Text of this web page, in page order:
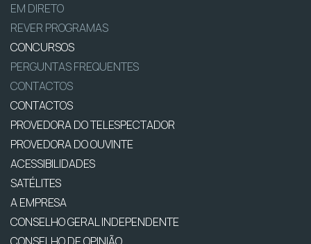
EM DIRETO
REVER PROGRAMAS
CONCURSOS
PERGUNTAS FREQUENTES
CONTACTOS
CONTACTOS
PROVEDORA DO TELESPECTADOR
PROVEDORA DO OUVINTE
ACESSIBILIDADES
SATÉLITES
A EMPRESA
CONSELHO GERAL INDEPENDENTE